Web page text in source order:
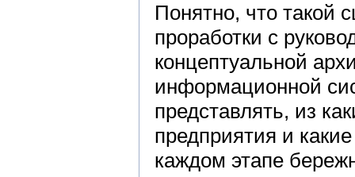
Понятно, что такой
проработки с
концептуальной
информационной
представлять, из
предприятия и
каждом этапе